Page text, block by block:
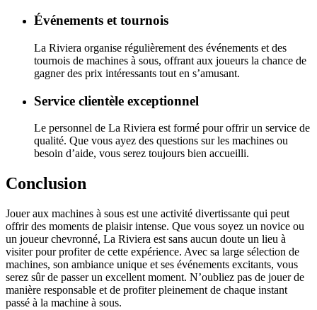
Événements et tournois
La Riviera organise régulièrement des événements et des
tournois de machines à sous, offrant aux joueurs la chance de
gagner des prix intéressants tout en s’amusant.
Service clientèle exceptionnel
Le personnel de La Riviera est formé pour offrir un service de
qualité. Que vous ayez des questions sur les machines ou
besoin d’aide, vous serez toujours bien accueilli.
Conclusion
Jouer aux machines à sous est une activité divertissante qui peut
offrir des moments de plaisir intense. Que vous soyez un novice ou
un joueur chevronné, La Riviera est sans aucun doute un lieu à
visiter pour profiter de cette expérience. Avec sa large sélection de
machines, son ambiance unique et ses événements excitants, vous
serez sûr de passer un excellent moment. N’oubliez pas de jouer de
manière responsable et de profiter pleinement de chaque instant
passé à la machine à sous.